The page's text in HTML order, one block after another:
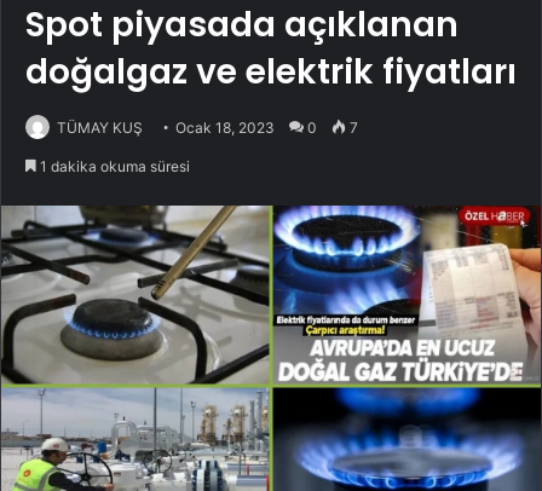
Spot piyasada açıklanan
doğalgaz ve elektrik fiyatları
TÜMAY KUŞ Ocak 18, 2023 0 7
1 dakika okuma süresi